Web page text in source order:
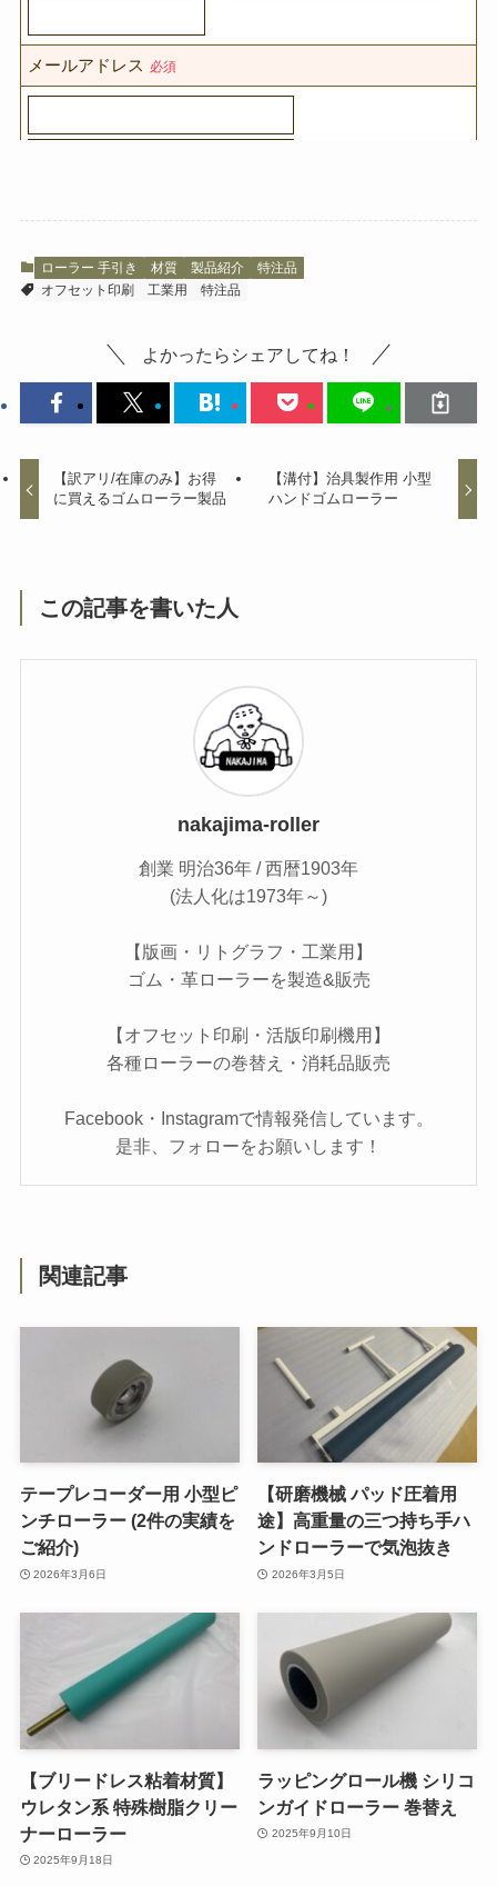
ローラー 手引き 材質 製品紹介
特注品
オフセット印刷
工業用 特注品
よかったらシェアしてね！
【訳アリ/在庫のみ】お得
に買えるゴムローラー製品
【溝付】治具製作用 小型
ハンドゴムローラー
この記事を書いた人
nakajima-roller
創業 明治36年 / 西暦1903年
(法人化は1973年～)
【版画・リトグラフ・工業用】
ゴム・革ローラーを製造&販売
【オフセット印刷・活版印刷機用】
各種ローラーの巻替え・消耗品販売
Facebook・Instagramで情報発信しています。
是非、フォローをお願いします！
関連記事
テープレコーダー用 小型ピ
ンチローラー (2件の実績を
ご紹介)
2026年3月6日
【研磨機械 パッド圧着用
途】高重量の三つ持ち手ハ
ンドローラーで気泡抜き
2026年3月5日
【ブリードレス粘着材質】
ウレタン系 特殊樹脂クリー
ナーローラー
2025年9月18日
ラッピングロール機 シリコ
ンガイドローラー 巻替え
2025年9月10日